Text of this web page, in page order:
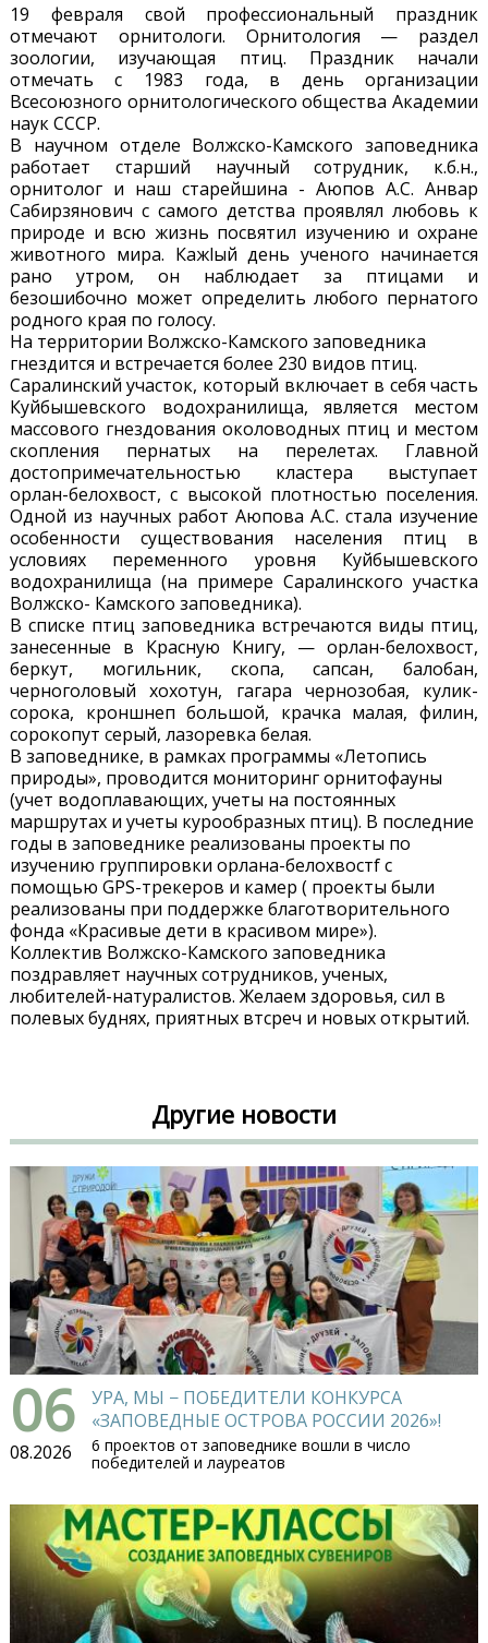
19 февраля свой профессиональный праздник
отмечают орнитологи. Орнитология — раздел
зоологии, изучающая птиц. Праздник начали
отмечать с 1983 года, в день организации
Всесоюзного орнитологического общества Академии
наук СССР.
В научном отделе Волжско-Камского заповедника
работает старший научный сотрудник, к.б.н.,
орнитолог и наш старейшина - Аюпов А.С. Анвар
Сабирзянович с самого детства проявлял любовь к
природе и всю жизнь посвятил изучению и охране
животного мира. Кажlый день ученого начинается
рано утром, он наблюдает за птицами и
безошибочно может определить любого пернатого
родного края по голосу.
На территории Волжско-Камского заповедника
гнездится и встречается более 230 видов птиц.
Саралинский участок, который включает в себя часть
Куйбышевского водохранилища, является местом
массового гнездования околоводных птиц и местом
скопления пернатых на перелетах. Главной
достопримечательностью кластера выступает
орлан-белохвост, с высокой плотностью поселения.
Одной из научных работ Аюпова А.С. стала изучение
особенности существования населения птиц в
условиях переменного уровня Куйбышевского
водохранилища (на примере Саралинского участка
Волжско- Камского заповедника).
В списке птиц заповедника встречаются виды птиц,
занесенные в Красную Книгу, — орлан-белохвост,
беркут, могильник, скопа, сапсан, балобан,
черноголовый хохотун, гагара чернозобая, кулик-
сорока, кроншнеп большой, крачка малая, филин,
сорокопут серый, лазоревка белая.
В заповеднике, в рамках программы «Летопись
природы», проводится мониторинг орнитофауны
(учет водоплавающих, учеты на постоянных
маршрутах и учеты курообразных птиц). В последние
годы в заповеднике реализованы проекты по
изучению группировки орлана-белохвостf с
помощью GPS-трекеров и камер ( проекты были
реализованы при поддержке благотворительного
фонда «Красивые дети в красивом мире»).
Коллектив Волжско-Камского заповедника
поздравляет научных сотрудников, ученых,
любителей-натуралистов. Желаем здоровья, сил в
полевых буднях, приятных втсреч и новых открытий.
Другие новости
06
08.2026
УРА, МЫ − ПОБЕДИТЕЛИ КОНКУРСА
«ЗАПОВЕДНЫЕ ОСТРОВА РОССИИ 2026»!
6 проектов от заповеднике вошли в число
победителей и лауреатов